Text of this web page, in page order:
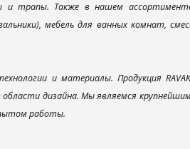
и трапы. Также в нашем
мебель для ванных комнат,
и материалы. Продукция
дизайна. Мы являемся
работы.